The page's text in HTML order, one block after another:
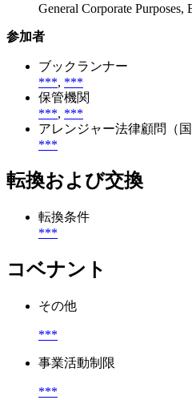
General Corporate
参加者
ブックランナー
***, ***
保管機関
***, ***
アレンジャー法律顧問（国
***
転換および交換
転換条件
***
コベナント
その他
***
事業活動制限
***